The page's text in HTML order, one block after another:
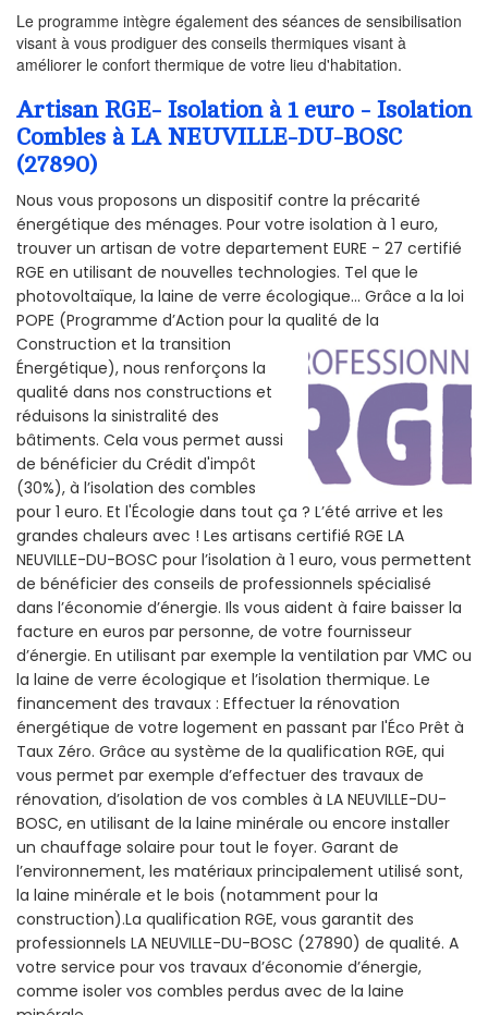
Le programme intègre également des séances de sensibilisation
visant à vous prodiguer des conseils thermiques visant à
améliorer le confort thermique de votre lieu d'habitation.
Artisan RGE- Isolation à 1 euro - Isolation
Combles à LA NEUVILLE-DU-BOSC
(27890)
Nous vous proposons un dispositif contre la précarité
énergétique des ménages. Pour votre isolation à 1 euro,
trouver un artisan de votre departement EURE - 27 certifié
RGE en utilisant de nouvelles technologies. Tel que le
photovoltaïque, la laine de verre écologique... Grâce a la loi
POPE (Programme d’Action pour la qualité de la
Construction et la transition
Énergétique), nous renforçons la
qualité dans nos constructions et
réduisons la sinistralité des
bâtiments. Cela vous permet aussi
de bénéficier du Crédit d'impôt
(30%), à l’isolation des combles
pour 1 euro. Et l'Écologie dans tout ça ? L’été arrive et les
grandes chaleurs avec ! Les artisans certifié RGE LA
NEUVILLE-DU-BOSC pour l’isolation à 1 euro, vous permettent
de bénéficier des conseils de professionnels spécialisé
dans l’économie d’énergie. Ils vous aident à faire baisser la
facture en euros par personne, de votre fournisseur
d’énergie. En utilisant par exemple la ventilation par VMC ou
la laine de verre écologique et l’isolation thermique. Le
financement des travaux : Effectuer la rénovation
énergétique de votre logement en passant par l'Éco Prêt à
Taux Zéro. Grâce au système de la qualification RGE, qui
vous permet par exemple d’effectuer des travaux de
rénovation, d’isolation de vos combles à LA NEUVILLE-DU-
BOSC, en utilisant de la laine minérale ou encore installer
un chauffage solaire pour tout le foyer. Garant de
l’environnement, les matériaux principalement utilisé sont,
la laine minérale et le bois (notamment pour la
construction).La qualification RGE, vous garantit des
professionnels LA NEUVILLE-DU-BOSC (27890) de qualité. A
votre service pour vos travaux d’économie d’énergie,
comme isoler vos combles perdus avec de la laine